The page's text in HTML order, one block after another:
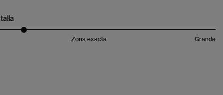
Zona exacta Grande